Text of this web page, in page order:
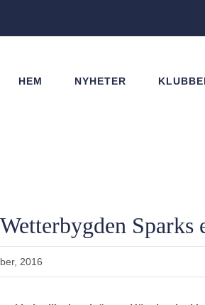
HEM NYHETER
Sparks
2016